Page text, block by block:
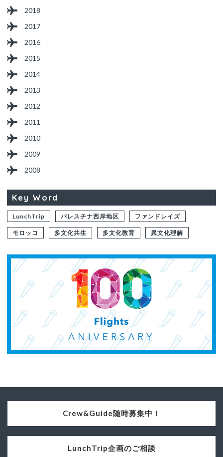
2018
2017
2016
2015
2014
2013
2012
2011
2010
2009
2008
Key Word
LunchTrip パレスチナ西岸地区 ファンドレイズ
モロッコ 多文化共生 多文化教育 異文化理解
Crew&Guide随時募集中！
LunchTrip企画のご相談